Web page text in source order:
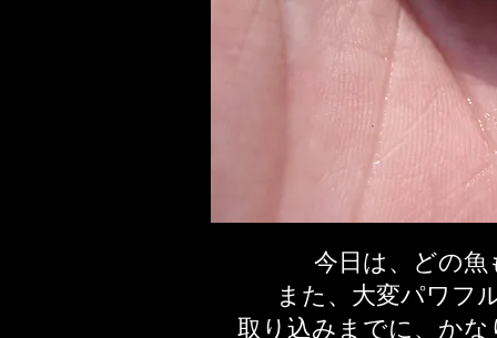
今日は、どの
また、大変パワフ
取り込みまでに、か